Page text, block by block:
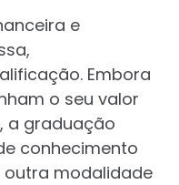
e
Embora
o seu valor
a graduação
conhecimento
modalidade